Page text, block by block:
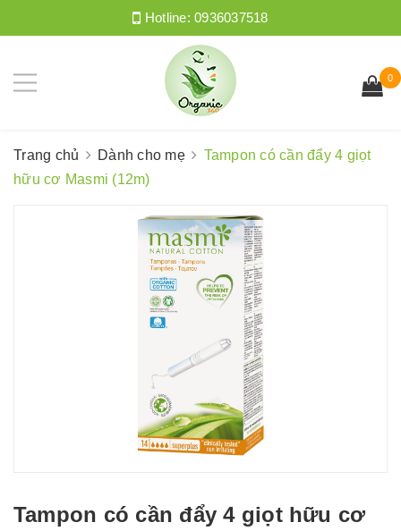
Hotline:0936037518
0
Trang chủ Dành cho mẹ
Tampon có cần đẩy 4 giọt
hữu cơ Masmi (12m)
Tampon có cần đẩy 4 giọt hữu cơ